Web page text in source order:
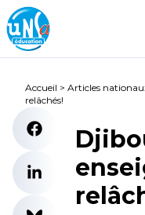
Accueil > Articles
relâchés!